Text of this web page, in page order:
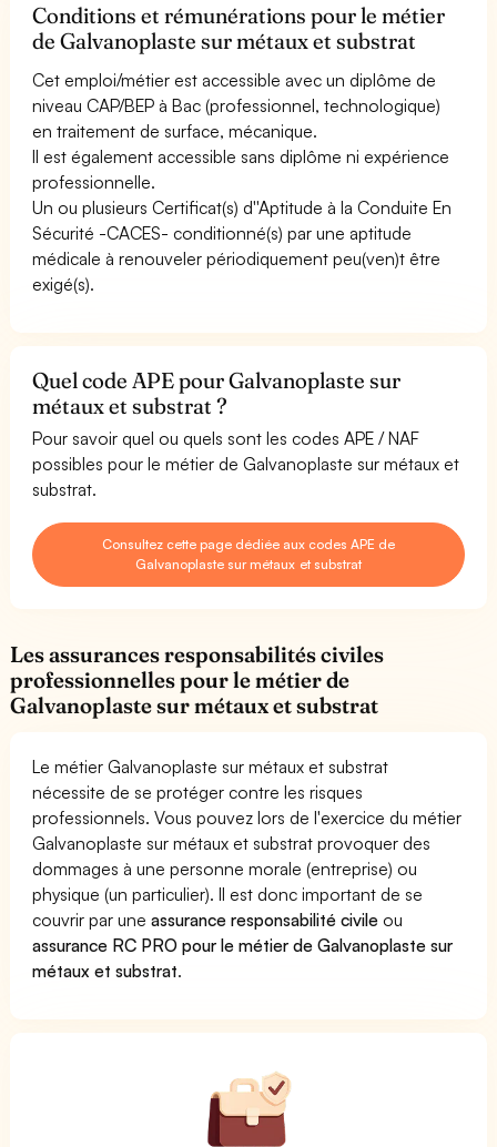
Conditions et rémunérations pour le métier
de Galvanoplaste sur métaux et substrat
Cet emploi/métier est accessible avec un diplôme de
niveau CAP/BEP à Bac (professionnel, technologique)
en traitement de surface, mécanique.
Il est également accessible sans diplôme ni expérience
professionnelle.
Un ou plusieurs Certificat(s) d''Aptitude à la Conduite En
Sécurité -CACES- conditionné(s) par une aptitude
médicale à renouveler périodiquement peu(ven)t être
exigé(s).
Quel code APE pour Galvanoplaste sur
métaux et substrat ?
Pour savoir quel ou quels sont les codes APE / NAF
possibles pour le métier de Galvanoplaste sur métaux et
substrat.
Consultez cette page dédiée aux codes APE de
Galvanoplaste sur métaux et substrat
Les assurances responsabilités civiles
professionnelles pour le métier de
Galvanoplaste sur métaux et substrat
Le métier Galvanoplaste sur métaux et substrat
nécessite de se protéger contre les risques
professionnels. Vous pouvez lors de l'exercice du métier
Galvanoplaste sur métaux et substrat provoquer des
dommages à une personne morale (entreprise) ou
physique (un particulier). Il est donc important de se
couvrir par uneassurance responsabilité civile ou
assurance RC PRO pour le métier de Galvanoplaste sur
métaux et substrat.